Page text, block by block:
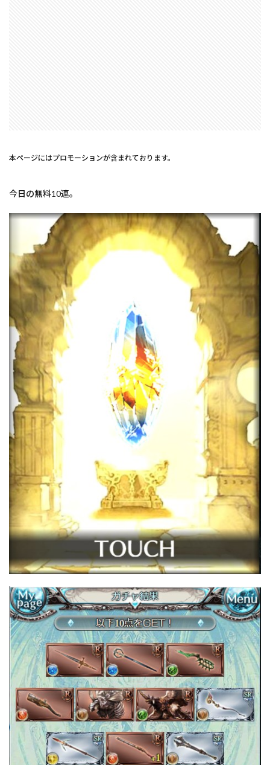
本ページにはプロモーションが含まれております。
今日の無料10連。